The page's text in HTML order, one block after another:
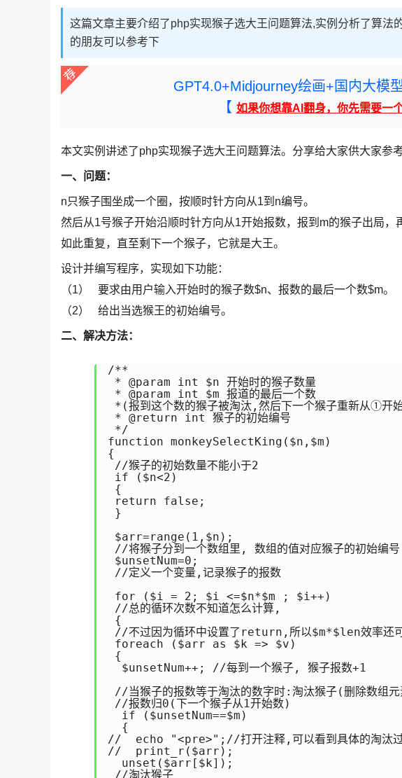
这篇文章主要介绍了php实现猴子选大王问题算法,实例分析了算法
的朋友可以参考下
GPT4.0+Midjourney绘画+国内大模
【 如果你想靠AI翻身，你先需要一
本文实例讲述了php实现猴子选大王问题算法。分享给大家供大家参
一、问题：
n只猴子围坐成一个圈，按顺时针方向从1到n编号。
然后从1号猴子开始沿顺时针方向从1开始报数，报到m的猴子出局，
如此重复，直至剩下一个猴子，它就是大王。
设计并编写程序，实现如下功能：
（1） 要求由用户输入开始时的猴子数$n、报数的最后一个数$m。
（2） 给出当选猴王的初始编号。
二、解决方法：
/**
* @param int $n 开始时的猴子数量
* @param int $m 报道的最后一个数
*(报到这个数的猴子被淘汰,然后下一个猴子重新从①开
* @return int 猴子的初始编号
*/
function monkeySelectKing($n,$m)
{
//猴子的初始数量不能小于2
if ($n<2)
{
return false;
}
$arr=range(1,$n);
//将猴子分到一个数组里, 数组的值对应猴子的初始编号
$unsetNum=0;
//定义一个变量,记录猴子的报数
for ($i = 2; $i <=$n*$m ; $i++)
//总的循环次数不知道怎么计算,
{
//不过因为循环中设置了return,所以$m*$len效率还
foreach ($arr as $k => $v)
{
  $unsetNum++; //每到一个猴子, 猴子报数+1
//当猴子的报数等于淘汰的数字时:淘汰猴子(删除数组
//报数归0(下一个猴子从1开始数)
  if ($unsetNum==$m)
  {
//  echo "<pre>";//打开注释,可以看到具体的淘汰
//  print_r($arr);
  unset($arr[$k]);
//淘汰猴子